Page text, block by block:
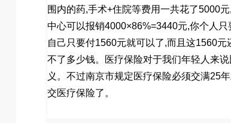
围内的药,手术+住院等费用一共花了5000元,
中心可以报销4000×86%=3440元,你个人只
自己只要付1560元就可以了,而且这1560元
不了多少钱。医疗保险对于我们年轻人来
义。不过南京市规定医疗保险必须交满25
交医疗保险了。